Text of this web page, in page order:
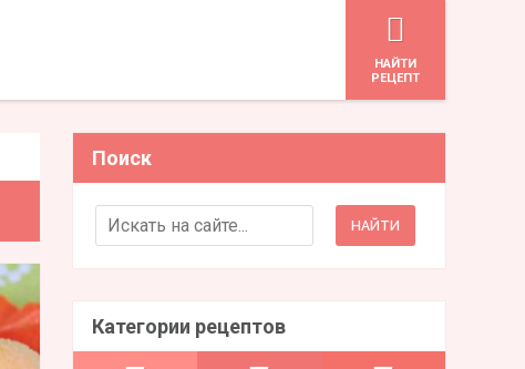
HАЙТИ
РЕЦЕПТ
Поиск
Search for:
Категории рецептов